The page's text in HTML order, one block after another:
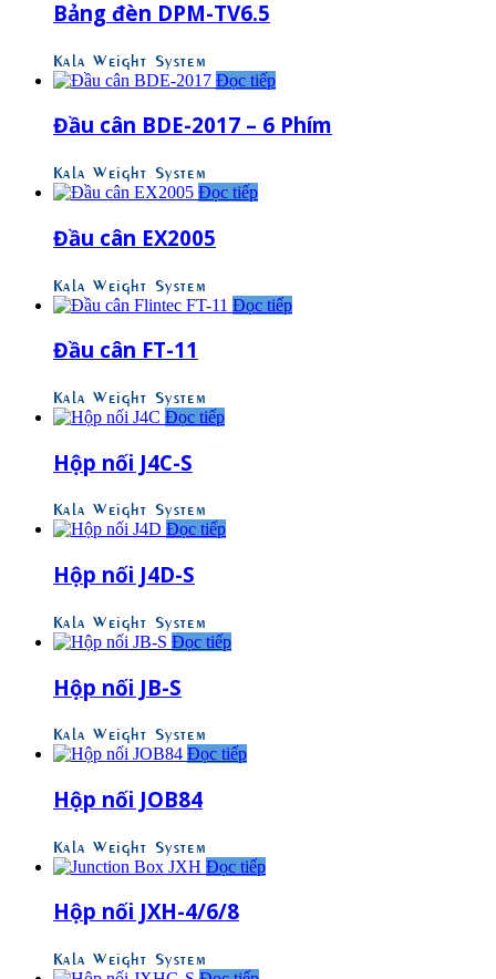
Bảng đèn DPM-TV6.5
Kala Weight System
Đọc tiếp
Đầu cân BDE-2017 – 6 Phím
Kala Weight System
Đọc tiếp
Đầu cân EX2005
Kala Weight System
Đọc tiếp
Đầu cân FT-11
Kala Weight System
Đọc tiếp
Hộp nối J4C-S
Kala Weight System
Đọc tiếp
Hộp nối J4D-S
Kala Weight System
Đọc tiếp
Hộp nối JB-S
Kala Weight System
Đọc tiếp
Hộp nối JOB84
Kala Weight System
Đọc tiếp
Hộp nối JXH-4/6/8
Kala Weight System